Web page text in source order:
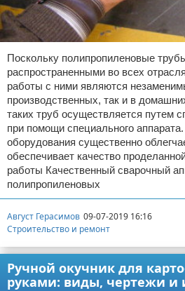
Поскольку полипропиленовые
распространенными во всех
работы с ними являются
производственных, так и в
таких труб осуществляется путем
при помощи специального
оборудования существенно
обеспечивает качество
работы Качественный сварочный
полипропиленовых
Август Герасимов 09-07-2019 16:16
Строительство и ремонт
Ручной окучник для
руками: виды, чертежи и